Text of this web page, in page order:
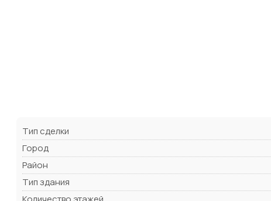
Тип сделки
Город
Район
Тип здания